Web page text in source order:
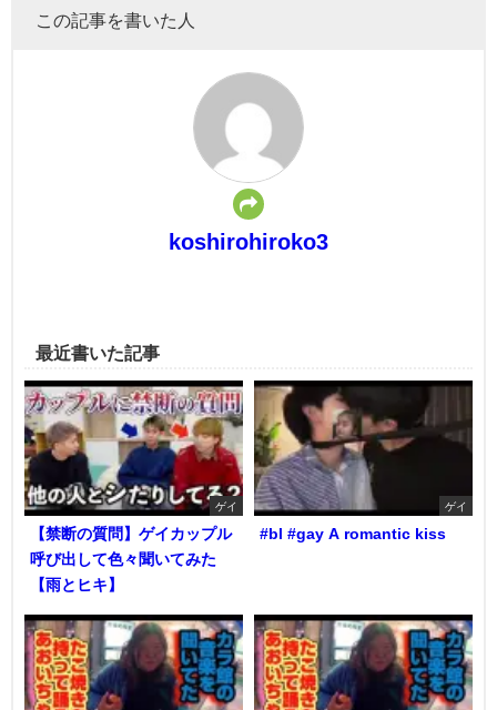
この記事を書いた人
koshirohiroko3
最近書いた記事
ゲイ
【禁断の質問】ゲイカップル
呼び出して色々聞いてみた
【雨とヒキ】
ゲイ
#bl #gay A romantic kiss